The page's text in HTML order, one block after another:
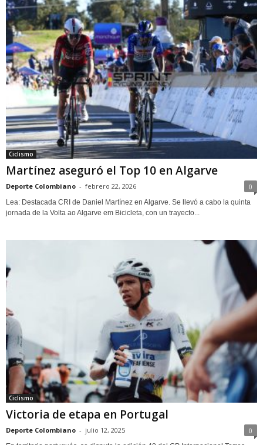
Ciclismo
Martínez aseguró el Top 10 en Algarve
Deporte Colombiano - febrero 22, 2026 0
Lea: Destacada CRI de Daniel Martínez en Algarve. Se llevó a cabo la quinta
jornada de la Volta ao Algarve em Bicicleta, con un trayecto...
Ciclismo
Victoria de etapa en Portugal
Deporte Colombiano - julio 12, 2025 0